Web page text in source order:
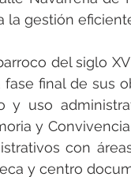
P040000
P052000
la gestión
del siglo
final de sus
y uso
y
con
y centro